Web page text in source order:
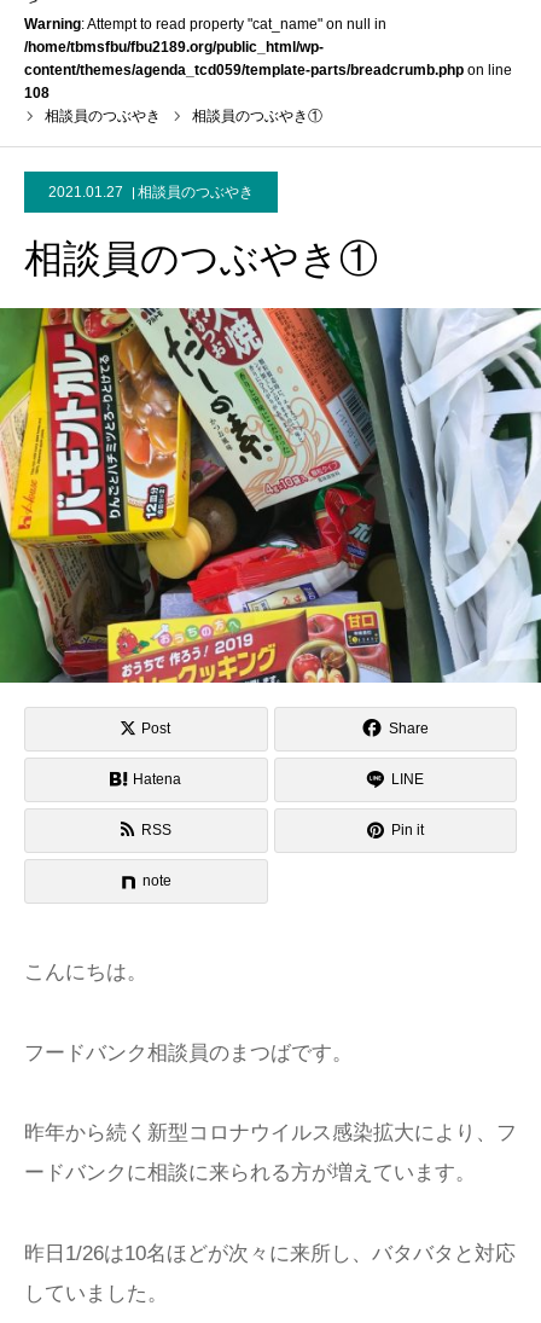
Warning: Attempt to read property "cat_name" on null in
/home/tbmsfbu/fbu2189.org/public_html/wp-
content/themes/agenda_tcd059/template-parts/breadcrumb.php on line
108
相談員のつぶやき
相談員のつぶやき①
2021.01.27 相談員のつぶやき
相談員のつぶやき①
Post Share
Hatena LINE
RSS Pin it
note
こんにちは。
フードバンク相談員のまつばです。
昨年から続く新型コロナウイルス感染拡大により、フ
ードバンクに相談に来られる方が増えています。
昨日1/26は10名ほどが次々に来所し、バタバタと対応
していました。